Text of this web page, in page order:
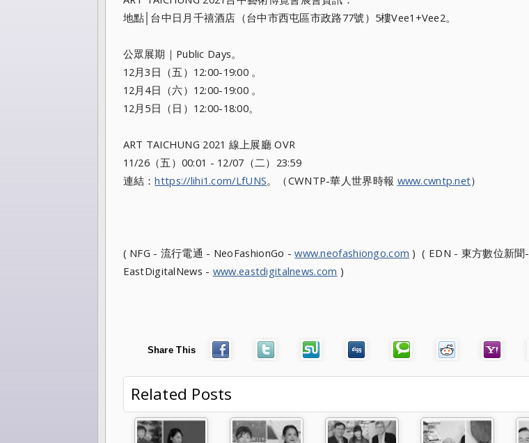
地點│台中日月千禧酒店（台中市西屯區市政路77號） 5樓Vee1+Vee2。
公眾展期｜Public Days。
12月3日（五）12:00-19:00 。
12月4日（六）12:00-19:00 。
12月5日（日）12:00-18:00。
ART TAICHUNG 2021 線上展廳 OVR
11/26（五）00:01 - 12/07（二）23:59
連結：https://lihi1.com/LfUNS。（CWNTP-華人世界時報 www.cwntp.net）
( NFG - 流行電通 - NeoFashionGo -www.neofashiongo.com ) ( EDN - 東方數位新聞-
EastDigitalNews - www.eastdigitalnews.com )
Share This
Related Posts